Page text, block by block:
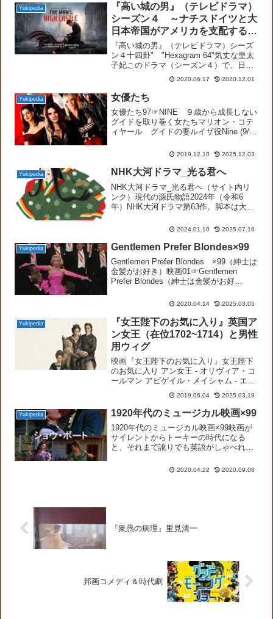
Yukipedia
『高い城の男』（テレビドラマ）
シーズン４ ～ナチスドイツと大
日本帝国がアメリカを支配する世
界～
『高い城の男』（テレビドラマ）シーズ
ン４十四卦" "Hexagram 64"気丈な皇太
子妃このドラマ（シーズン４）で、日本
の皇太子妃は軍部の抵抗にあいながらも
気丈に平和外交を行おうとする女性に描
かれ、重要なキャラクターとして登場も
増えていま...
2020.06.17 2020.12.01
Yukipedia 女優たち
女優たち97☞NINE ９歳から成長しない
グイドを取り巻く女たちマリオン・コテ
ィヤール グイドの妻ルイザ役Nine (9/9)
1996 そして僕は恋をする Comm...
2019.12.10 2025.12.03
Yukipedia NHK大河ドラマ_光る君へ
NHK大河ドラマ_光る君へ（サイト内リ
ンク）現代の源氏物語2024年（令和6
年）NHK大河ドラマ第63作。脚本は大石
ミ、西洋風クラシック、ジャズ、ロック
います。第１回 ...
2024.01.10 2025.07.16
Yukipedia Gentlemen Prefer Blondes×99
Gentlemen Prefer Blondes ×99（紳士は
金髪がお好き）映画01☞Gentlemen
Prefer Blondes（紳士は金髪がお好
ン・モンロー（ブロンド＝金髪）のダブ
2020.04.14 2025.03.05
Yukipedia
『女王陛下のお気に入り』英国ア
ン女王（在位1702~1714）と男性
用ウィグ
映画『女王陛下のお気に入り』女王陛下
のお気に入り アン女王 - オリヴィア・コ
ールマン アビゲイル・メイシャム - エ
マ・ストーン（『ラ・ラ・ランド』『ク
ルエラ』『哀れなるものたち』など） マ
ールバラ公爵夫人サラ - レイチェル・ワ
イズ（小...
2019.06.04 2025.03.18
Yukipedia 1920年代のミュージカル映画×99
1920年代のミュージカル映画×99映画が
サイレントからトーキーの時代になる
と、それまで訛りでも英語がしゃべれな
た。また、音楽（音）とダンス（映像）
2020.04.22 2020.09.08
『衆愚の病理』里見清一
邦画コメディ＆時代劇